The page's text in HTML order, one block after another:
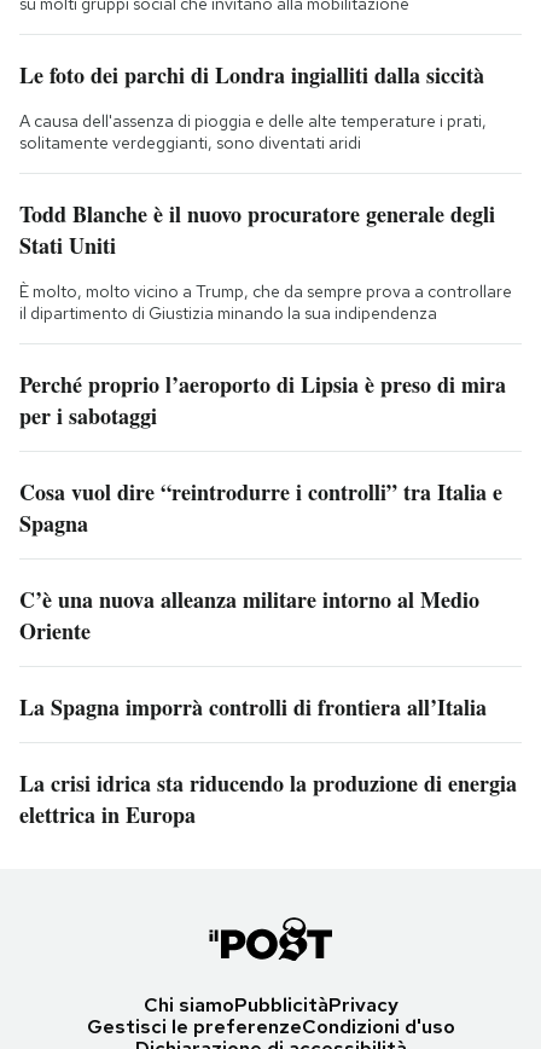
Le foto dei parchi di Londra ingialliti dalla siccità
A causa dell'assenza di pioggia e delle alte temperature i prati,
solitamente verdeggianti, sono diventati aridi
Todd Blanche è il nuovo procuratore generale degli
Stati Uniti
È molto, molto vicino a Trump, che da sempre prova a controllare
il dipartimento di Giustizia minando la sua indipendenza
Perché proprio l’aeroporto di Lipsia è preso di mira
per i sabotaggi
Cosa vuol dire “reintrodurre i controlli” tra Italia e
Spagna
C’è una nuova alleanza militare intorno al Medio
Oriente
La Spagna imporrà controlli di frontiera all’Italia
La crisi idrica sta riducendo la produzione di energia
elettrica in Europa
Chi siamoPubblicitàPrivacy
Gestisci le preferenzeCondizioni d'uso